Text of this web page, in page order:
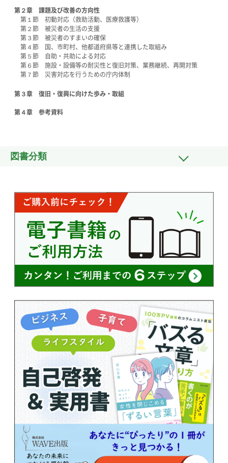
第２章 課題及び改善の方向性
第１節 初動対応（救助活動、医療救護等）
第２節 被災者の生活の支援
第３節 被災者のすまいの確保
第４節 国、市町村、他都道府県等と連携した取組み
第５節 自助・共助による対応
第６節 施設・設備等の耐災性と復旧対策、業務継続、再開対策
第７節 災害対応を行うための庁内体制
第３章 復旧・復興に向けた歩み・取組
第４章 参考資料
図書分類